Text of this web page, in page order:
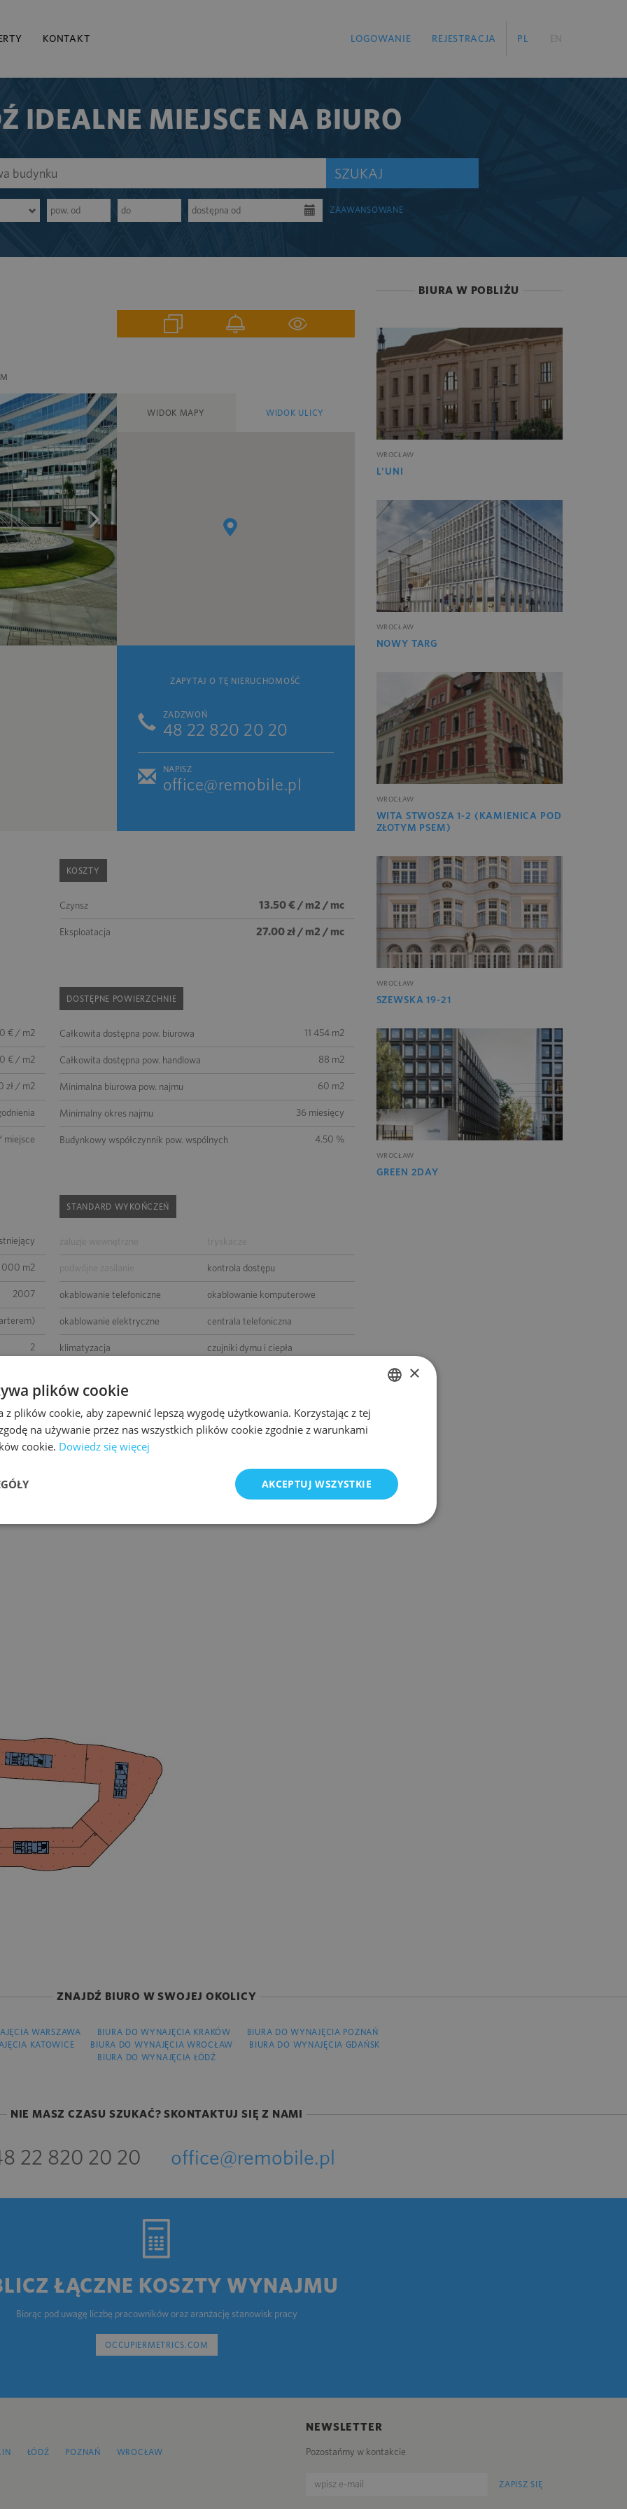
KONTAKT PL EN
LOGOWANIE REJESTRACJA
IDEALNE MIEJSCE NA BIURO
SZUKAJ
ZAAWANSOWANE
WIDOK MAPY WIDOK ULICY
ZAPYTAJ O TĘ NIERUCHOMOŚĆ
ZADZWOŃ
48 22 820 20 20
NAPISZ
office@remobile.pl
KOSZTY
Czynsz 13.50 € / m2 / mc
Eksploatacja 27.00 zł / m2 / mc
€ / m2
€ / m2
zł / m2
DOSTĘPNE POWIERZCHNIE
Całkowita dostępna pow. biurowa 11 454 m2
Całkowita dostępna pow. handlowa 88 m2
Minimalna biurowa pow. najmu 60 m2
Minimalny okres najmu 36 miesięcy
Budynkowy współczynnik pow. wspólnych 4.50 %
000 m2
2007
2
0
550
-
STANDARD WYKOŃCZEŃ
żaluzje wewnętrzne tryskacze
kontrola dostępu
okablowanie telefoniczne okablowanie komputerowe
okablowanie elektryczne centrala telefoniczna
klimatyzacja czujniki dymu i ciepła
łącze światłowodowe ścianki działowe
BMS
BIURA W POBLIŻU
WROCŁAW
L'UNI
WROCŁAW
NOWY TARG
WROCŁAW
WITA STWOSZA 1-2 (KAMIENICA POD
ZŁOTYM PSEM)
WROCŁAW
SZEWSKA 19-21
WROCŁAW
GREEN 2DAY
ZNAJDŹ BIURO W SWOJEJ OKOLICY
WARSZAWA BIURA DO WYNAJĘCIA KRAKÓW
BIURA DO WYNAJĘCIA POZNAŃ
KATOWICE
BIURA DO WYNAJĘCIA WROCŁAW
BIURA DO WYNAJĘCIA GDAŃSK
BIURA DO WYNAJĘCIA ŁÓDŹ
NIE MASZ CZASU SZUKAĆ? SKONTAKTUJ SIĘ Z NAMI
22 820 20 20 office@remobile.pl
ŁĄCZNE KOSZTY WYNAJMU
Biorąc pod uwagę liczbę pracowników oraz aranżację stanowisk pracy
OCCUPIERMETRICS.COM
ŁÓDŹ POZNAŃ WROCŁAW
NEWSLETTER
Pozostańmy w kontakcie
ZAPISZ SIĘ
×
plików cookie
z plików cookie, aby zapewnić lepszą wygodę użytkowania. Korzystając z tej
na używanie przez nas wszystkich plików cookie zgodnie z warunkami
cookie. Dowiedz się więcej
AKCEPTUJ WSZYSTKIE